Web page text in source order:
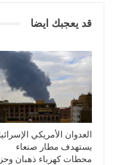
قد يعجبك ايضا
العدوان الأمريكي
يستهدف مطار صنعاء
محطات كهرباء ذهبان